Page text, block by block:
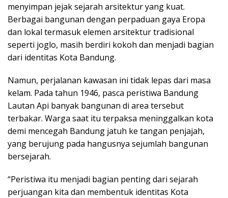
menyimpan jejak sejarah arsitektur yang kuat.
Berbagai bangunan dengan perpaduan gaya Eropa
dan lokal termasuk elemen arsitektur tradisional
seperti joglo, masih berdiri kokoh dan menjadi bagian
dari identitas Kota Bandung.
Namun, perjalanan kawasan ini tidak lepas dari masa
kelam. Pada tahun 1946, pasca peristiwa Bandung
Lautan Api banyak bangunan di area tersebut
terbakar. Warga saat itu terpaksa meninggalkan kota
demi mencegah Bandung jatuh ke tangan penjajah,
yang berujung pada hangusnya sejumlah bangunan
bersejarah.
“Peristiwa itu menjadi bagian penting dari sejarah
perjuangan kita dan membentuk identitas Kota